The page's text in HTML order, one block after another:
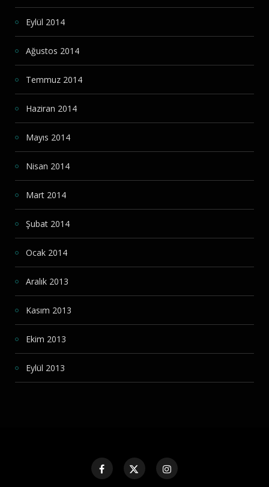
Eylül 2014
Ağustos 2014
Temmuz 2014
Haziran 2014
Mayıs 2014
Nisan 2014
Mart 2014
Şubat 2014
Ocak 2014
Aralık 2013
Kasım 2013
Ekim 2013
Eylül 2013